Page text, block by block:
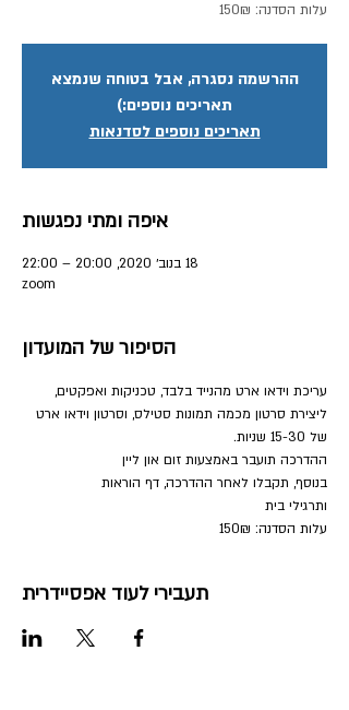
עלות הסדנה: 150₪
ההרשמה נסגרה, אבל בטוחה שנמצא
תאריכים נוספים:)
תאריכים נוספים לסדנאות
איפה ומתי נפגשות
18 בנוב׳ 2020, 20:00 – 22:00
zoom
הסיפור של המועדון
עריכת וידאו ארט מהנייד בלבד, טכניקות ואפקטים,
ליצירת סרטון מכמה תמונות סטילס, וסרטון וידאו ארט
של 15-30 שניות.
ההדרכה תועבר באמצעות זום און ליין
בנוסף, תקבלו לאחר ההדרכה, דף הוראות
ותרגילי בית
עלות הסדנה: 150₪
תעבירי לעוד אפסיידרית